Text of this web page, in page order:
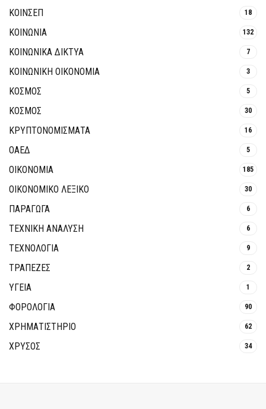
ΚΟΙΝΣΕΠ 18
ΚΟΙΝΩΝΙΑ 132
ΚΟΙΝΩΝΙΚΆ ΔΊΚΤΥΑ 7
ΚΟΙΝΩΝΙΚΉ ΟΙΚΟΝΟΜΊΑ 3
ΚΟΣΜΟΣ 5
ΚΟΣΜΟΣ 30
ΚΡΥΠΤΟΝΟΜΊΣΜΑΤΑ 16
ΟΑΕΔ 5
ΟΙΚΟΝΟΜΙΑ 185
ΟΙΚΟΝΟΜΙΚΟ ΛΕΞΙΚΟ 30
ΠΑΡΑΓΩΓΑ 6
ΤΕΧΝΙΚΗ ΑΝΑΛΥΣΗ 6
ΤΕΧΝΟΛΟΓΙΑ 9
ΤΡΆΠΕΖΕΣ 2
ΥΓΕΙΑ 1
ΦΟΡΟΛΟΓΙΑ 90
ΧΡΗΜΑΤΙΣΤΗΡΙΟ 62
ΧΡΥΣΟΣ 34